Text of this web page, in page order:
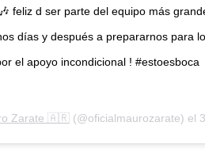
feliz d ser parte del equipo más
días y después a prepararnos para
el apoyo incondicional ! #estoesboca
Zarate 🇦🇷(@oficialmaurozarate) el 3 Jun, 2019 a las 10:03 PDT